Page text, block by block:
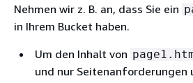
Nehmen wir z. B. an, dass Sie ein
in Ihrem Bucket haben.
Um den Inhalt von
und nur Seitenanforderungen